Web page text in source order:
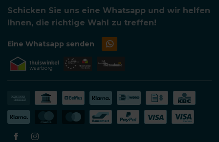
Schicken Sie uns eine Whatsapp und wir helfen
Ihnen, die richtige Wahl zu treffen!
Eine Whatsapp senden